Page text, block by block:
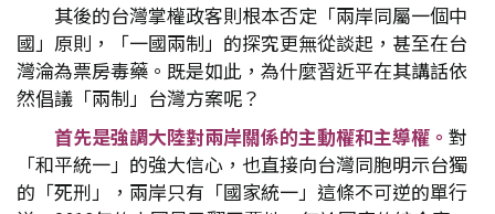
其後的台灣掌權政客則根本否定「兩岸同屬一個中
國」原則，「一國兩制」的探究更無從談起，甚至在台
灣淪為票房毒藥。既是如此，為什麼習近平在其講話依
然倡議「兩制」台灣方案呢？
首先是強調大陸對兩岸關係的主動權和主導權。 對
「和平統一」的強大信心，也直接向台灣同胞明示台獨
的「死刑」，兩岸只有「國家統一」這條不可逆的單行